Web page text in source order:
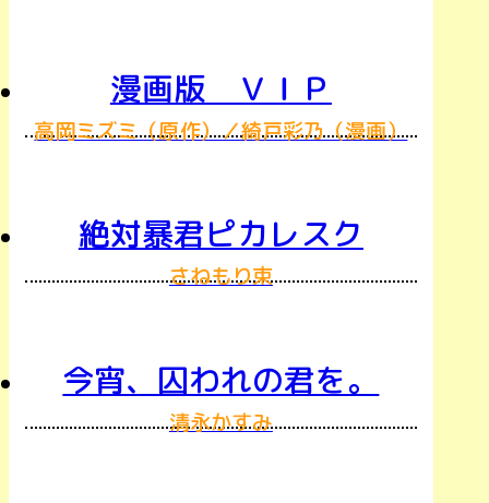
漫画版 ＶＩＰ
高岡ミズミ（原作）／綺戸彩乃（漫画）
絶対暴君ピカレスク
さねもり束
今宵、囚われの君を。
清永かすみ